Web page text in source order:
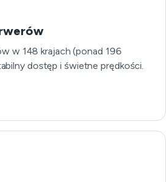
w 148 krajach (ponad 196
dostęp i świetne prędkości.